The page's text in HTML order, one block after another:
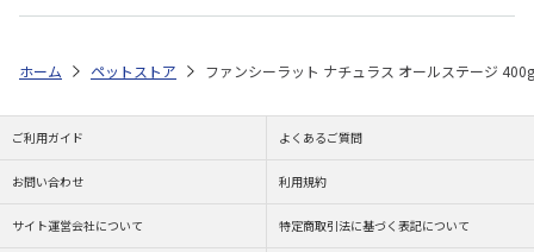
ホーム ペットストア ファンシーラット ナチュラス オールステージ 400g
ご利用ガイド よくあるご質問
お問い合わせ 利用規約
サイト運営会社について 特定商取引法に基づく表記について